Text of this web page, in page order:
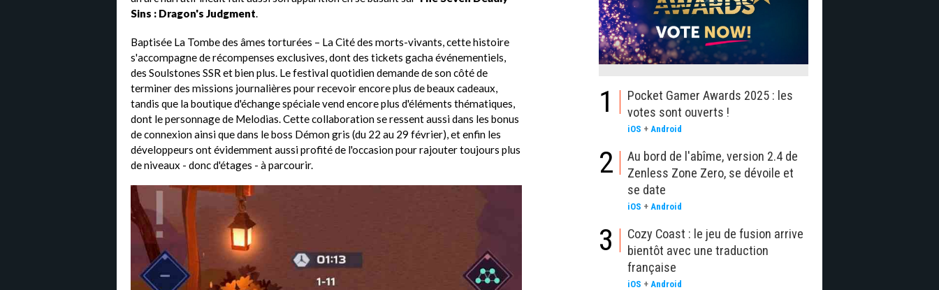
Sins : Dragon's Judgment.
Baptisée La Tombe des âmes torturées – La Cité des morts-vivants, cette histoire
s'accompagne de récompenses exclusives, dont des tickets gacha événementiels,
des Soulstones SSR et bien plus. Le festival quotidien demande de son côté de
terminer des missions journalières pour recevoir encore plus de beaux cadeaux,
tandis que la boutique d'échange spéciale vend encore plus d'éléments thématiques,
dont le personnage de Melodias. Cette collaboration se ressent aussi dans les bonus
de connexion ainsi que dans le boss Démon gris (du 22 au 29 février), et enfin les
développeurs ont évidemment aussi profité de l'occasion pour rajouter toujours plus
de niveaux - donc d'étages - à parcourir.
1
Pocket Gamer Awards 2025 : les
votes sont ouverts !
iOS + Android
2
Au bord de l'abîme, version 2.4 de
Zenless Zone Zero, se dévoile et
se date
iOS + Android
3
Cozy Coast : le jeu de fusion arrive
bientôt avec une traduction
française
iOS + Android